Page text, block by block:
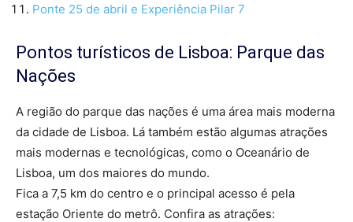
Ponte 25 de abril e Experiência Pilar 7
Pontos turísticos de Lisboa: Parque das
Nações
A região do parque das nações é uma área mais moderna
da cidade de Lisboa. Lá também estão algumas atrações
mais modernas e tecnológicas, como o Oceanário de
Lisboa, um dos maiores do mundo.
Fica a 7,5 km do centro e o principal acesso é pela
estação Oriente do metrô. Confira as atrações: